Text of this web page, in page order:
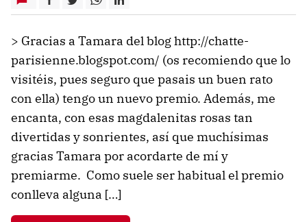
> Gracias a Tamara del blog http://chatte-
parisienne.blogspot.com/ (os recomiendo que lo
visitéis, pues seguro que pasais un buen rato
con ella) tengo un nuevo premio. Además, me
encanta, con esas magdalenitas rosas tan
divertidas y sonrientes, así que muchísimas
gracias Tamara por acordarte de mí y
premiarme. Como suele ser habitual el premio
conlleva alguna […]